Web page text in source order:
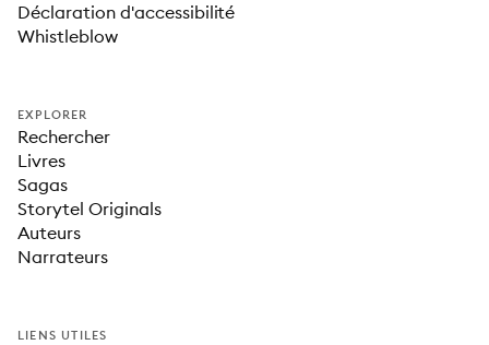
Déclaration d'accessibilité
Whistleblow
EXPLORER
Rechercher
Livres
Sagas
Storytel Originals
Auteurs
Narrateurs
LIENS UTILES